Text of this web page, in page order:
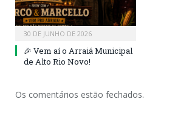
30 DE JUNHO DE 2026
🎉 Vem aí o Arraiá Municipal
de Alto Rio Novo!
Os comentários estão fechados.